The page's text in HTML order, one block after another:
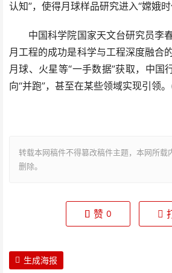
认知”，使得月球样品研究进入“嫦娥时
中国科学院国家天文台研究员李
月工程的成功是科学与工程深度融合
月球、火星等“一手数据”获取，中国
向“并跑”，甚至在某些领域实现引领
转载本网稿件不得篡改稿件主题，本网所载
删除。
赞 0
生成海报